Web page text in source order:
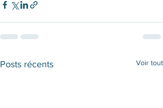
Posts récents Voir tout